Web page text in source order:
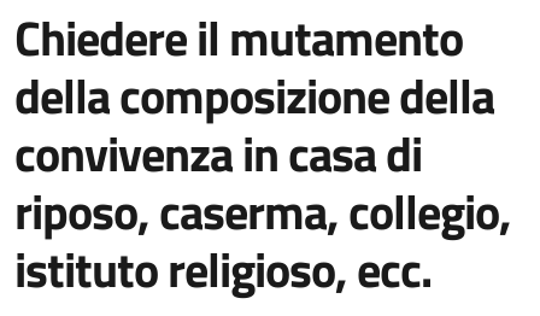
Chiedere il mutamento
della composizione della
convivenza in casa di
riposo, caserma, collegio,
istituto religioso, ecc.